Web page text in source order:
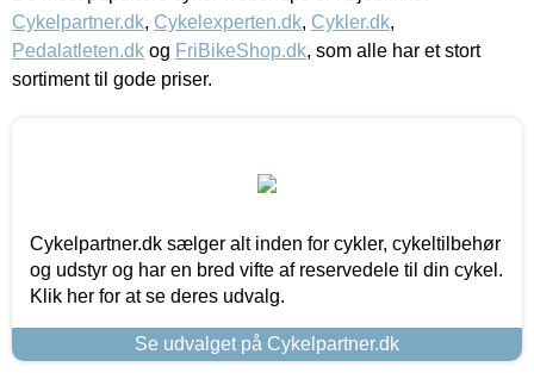
Cykelpartner.dk, Cykelexperten.dk, Cykler.dk,
Pedalatleten.dk og FriBikeShop.dk, som alle har et stort
sortiment til gode priser.
Cykelpartner.dk sælger alt inden for cykler, cykeltilbehør
og udstyr og har en bred vifte af reservedele til din cykel.
Klik her for at se deres udvalg.
Se udvalget på Cykelpartner.dk